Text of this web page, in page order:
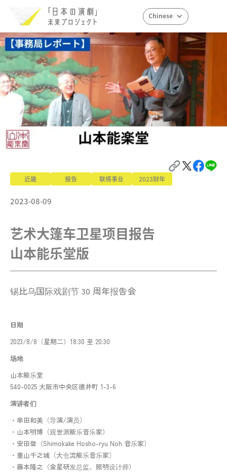
Chinese
近畿 报告 联络事业 2023财年
2023-08-09
艺术大篷车卫星项目报告
山本能乐堂版
锡比乌国际戏剧节 30 周年报告会
日期
2023/8/8（星期二）18:30 至 20:30
场地
山本能乐堂
540-0025 大阪市中央区德井町 1-3-6
演讲者们
・串田和美（导演/演员）
・山本明博（观世派能乐音乐家）
・安田登（Shimokake Hosho-ryu Noh 音乐家）
・重山千之城（大仓流能乐音乐家）
・藤本隆之（金星研发总监、照明设计师）